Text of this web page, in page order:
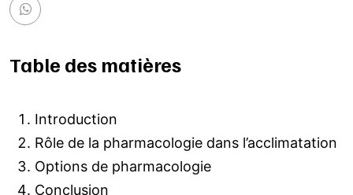
Table des matières
Introduction
Rôle de la pharmacologie dans l’acclimatation
Options de pharmacologie
Conclusion